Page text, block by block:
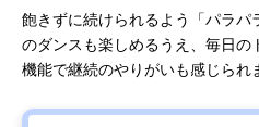
飽きずに続けられるよう「パラ
のダンスも楽しめるうえ、毎日の
機能で継続のやりがいも感じられ